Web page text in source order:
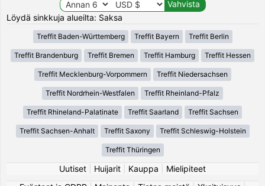
Löydä sinkkuja alueilta: Saksa
Treffit Baden-Württemberg Treffit Bayern Treffit Berlin
Treffit Brandenburg Treffit Bremen Treffit Hamburg Treffit Hessen
Treffit Mecklenburg-Vorpommern Treffit Niedersachsen
Treffit Nordrhein-Westfalen Treffit Rheinland-Pfalz
Treffit Rhineland-Palatinate Treffit Saarland Treffit Sachsen
Treffit Sachsen-Anhalt Treffit Saxony Treffit Schleswig-Holstein
Treffit Thüringen
Uutiset Huijarit Kauppa
Mielipiteet